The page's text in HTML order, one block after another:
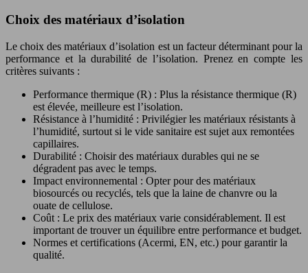
Choix des matériaux d’isolation
Le choix des matériaux d’isolation est un facteur déterminant pour la
performance et la durabilité de l’isolation. Prenez en compte les
critères suivants :
Performance thermique (R) : Plus la résistance thermique (R)
est élevée, meilleure est l’isolation.
Résistance à l’humidité : Privilégier les matériaux résistants à
l’humidité, surtout si le vide sanitaire est sujet aux remontées
capillaires.
Durabilité : Choisir des matériaux durables qui ne se
dégradent pas avec le temps.
Impact environnemental : Opter pour des matériaux
biosourcés ou recyclés, tels que la laine de chanvre ou la
ouate de cellulose.
Coût : Le prix des matériaux varie considérablement. Il est
important de trouver un équilibre entre performance et budget.
Normes et certifications (Acermi, EN, etc.) pour garantir la
qualité.